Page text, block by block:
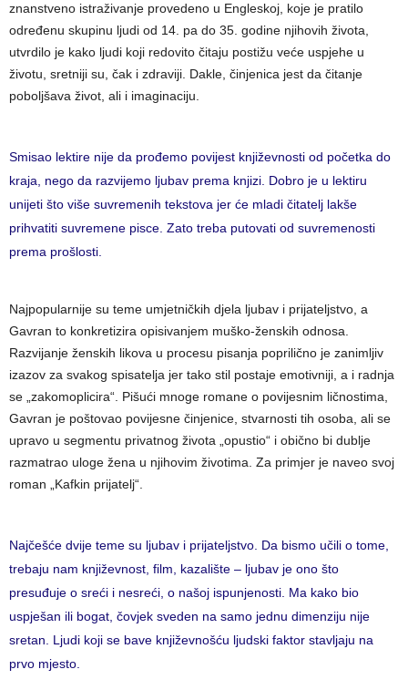
znanstveno istraživanje provedeno u Engleskoj, koje je pratilo
određenu skupinu ljudi od 14. pa do 35. godine njihovih života,
utvrdilo je kako ljudi koji redovito čitaju postižu veće uspjehe u
životu, sretniji su, čak i zdraviji. Dakle, činjenica jest da čitanje
poboljšava život, ali i imaginaciju.
Smisao lektire nije da prođemo povijest književnosti od početka do
kraja, nego da razvijemo ljubav prema knjizi. Dobro je u lektiru
unijeti što više suvremenih tekstova jer će mladi čitatelj lakše
prihvatiti suvremene pisce. Zato treba putovati od suvremenosti
prema prošlosti.
Najpopularnije su teme umjetničkih djela ljubav i prijateljstvo, a
Gavran to konkretizira opisivanjem muško-ženskih odnosa.
Razvijanje ženskih likova u procesu pisanja poprilično je zanimljiv
izazov za svakog spisatelja jer tako stil postaje emotivniji, a i radnja
se „zakomoplicira“. Pišući mnoge romane o povijesnim ličnostima,
Gavran je poštovao povijesne činjenice, stvarnosti tih osoba, ali se
upravo u segmentu privatnog života „opustio“ i obično bi dublje
razmatrao uloge žena u njihovim životima. Za primjer je naveo svoj
roman „Kafkin prijatelj“.
Najčešće dvije teme su ljubav i prijateljstvo. Da bismo učili o tome,
trebaju nam književnost, film, kazalište – ljubav je ono što
presuđuje o sreći i nesreći, o našoj ispunjenosti. Ma kako bio
uspješan ili bogat, čovjek sveden na samo jednu dimenziju nije
sretan. Ljudi koji se bave književnošću ljudski faktor stavljaju na
prvo mjesto.